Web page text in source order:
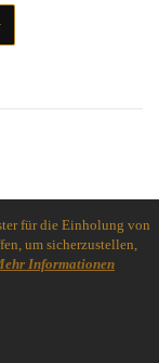
für die Einholung von
um sicherzustellen,
Informationen